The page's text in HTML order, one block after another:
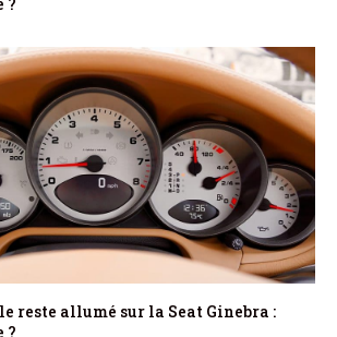
?
reste allumé sur la Seat Ginebra :
?